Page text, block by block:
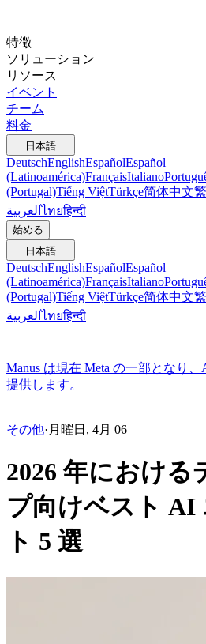
特徴
ソリューション
リソース
イベント
チーム
料金
日本語
DeutschEnglishEspañolEspañol
(Latinoamérica)FrançaisItaliano
(Portugal)Tiếng ViệtTürkçe简体中文
العربيةไทยहिन्दी
始める
日本語
DeutschEnglishEspañolEspañol
(Latinoamérica)FrançaisItaliano
(Portugal)Tiếng ViệtTürkçe简体中文
العربيةไทยहिन्दी
Manus は現在 Meta の一部となり
提供します。
その他· 月曜日, 4月 06
2026 年における
プ向けベスト AI
ト 5 選